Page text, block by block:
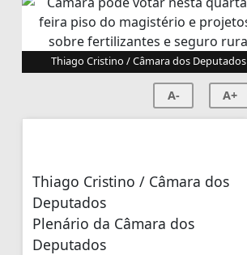
Thiago Cristino / Câmara dos Deputados
A- A+
Thiago Cristino / Câmara dos
Deputados
Plenário da Câmara dos
Deputados